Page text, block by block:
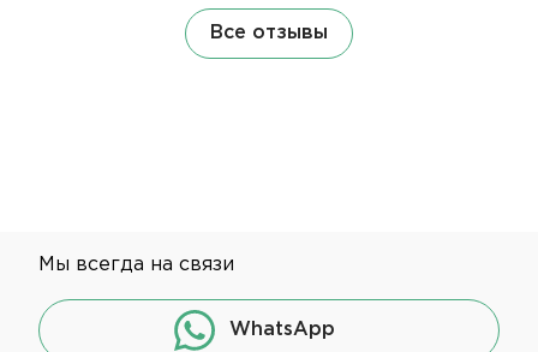
Все отзывы
Мы всегда на связи
WhatsApp